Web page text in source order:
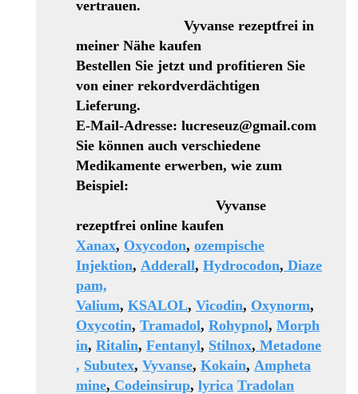
vertrauen.
Vyvanse rezeptfrei in
meiner Nähe kaufen
Bestellen Sie jetzt und profitieren Sie
von einer rekordverdächtigen
Lieferung.
E-Mail-Adresse: lucreseuz@gmail.com
Sie können auch verschiedene
Medikamente erwerben, wie zum
Beispiel:
Vyvanse
rezeptfrei online kaufen
Xanax, Oxycodon, ozempische
Injektion, Adderall, Hydrocodon, Diaze
pam,
Valium, KSALOL, Vicodin, Oxynorm,
Oxycotin, Tramadol, Rohypnol, Morph
in, Ritalin, Fentanyl, Stilnox, Metadone
, Subutex, Vyvanse, Kokain, Ampheta
mine, Codeinsirup, lyrica Tradolan